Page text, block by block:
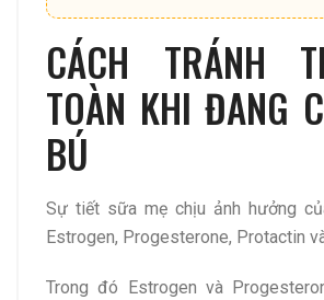
CÁCH TRÁNH
TOÀN KHI ĐANG
BÚ
Sự tiết sữa mẹ chịu ảnh hưởng
Estrogen, Progesterone, Protactin
Trong đó Estrogen và